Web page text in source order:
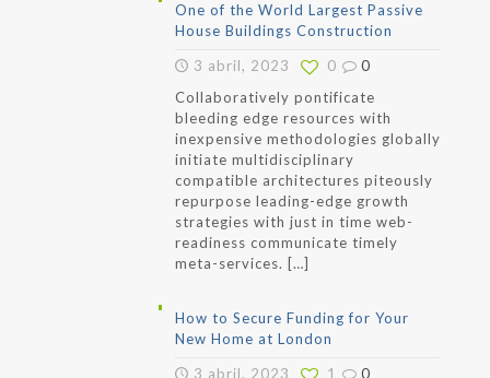
One of the World Largest Passive
House Buildings Construction
3 abril, 2023
0
0
Collaboratively pontificate
bleeding edge resources with
inexpensive methodologies globally
initiate multidisciplinary
compatible architectures piteously
repurpose leading-edge growth
strategies with just in time web-
readiness communicate timely
meta-services. […]
How to Secure Funding for Your
New Home at London
3 abril, 2023
0
1